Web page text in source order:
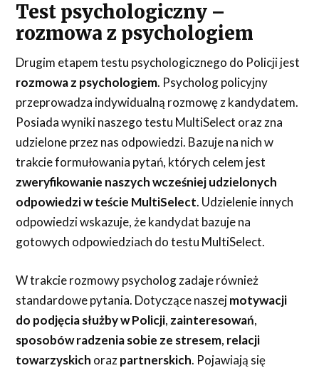
Test psychologiczny –
rozmowa z psychologiem
Drugim etapem testu psychologicznego do Policji jest
rozmowa z psychologiem. Psycholog policyjny
przeprowadza indywidualną rozmowę z kandydatem.
Posiada wyniki naszego testu MultiSelect oraz zna
udzielone przez nas odpowiedzi. Bazuje na nich w
trakcie formułowania pytań, których celem jest
zweryfikowanie naszych wcześniej udzielonych
odpowiedzi w teście MultiSelect. Udzielenie innych
odpowiedzi wskazuje, że kandydat bazuje na
gotowych odpowiedziach do testu MultiSelect.
W trakcie rozmowy psycholog zadaje również
standardowe pytania. Dotyczące naszejmotywacji
do podjęcia służby w Policji, zainteresowań,
sposobów radzenia sobie ze stresem, relacji
towarzyskich orazpartnerskich. Pojawiają się